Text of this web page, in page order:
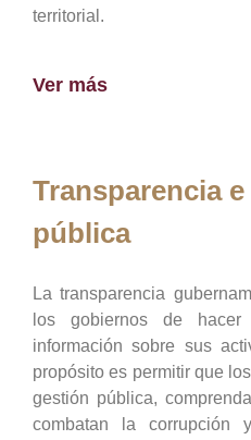
territorial.
Ver más
Transparencia
pública
La transparencia
los gobiernos de
información sobre sus
propósito es permitir que
gestión pública,
combatan la corrupción